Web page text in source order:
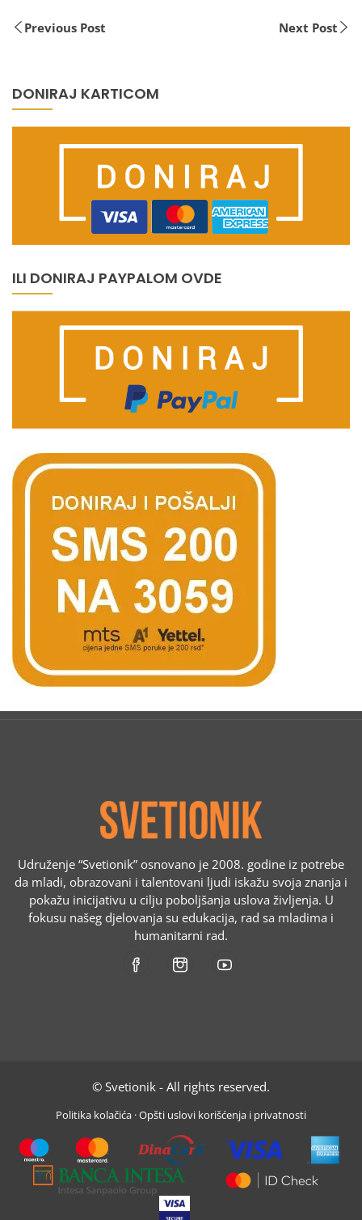
Previous Post Next Post
DONIRAJ KARTICOM
ILI DONIRAJ PAYPALOM OVDE
Udruženje “Svetionik” osnovano je 2008. godine iz potrebe
da mladi, obrazovani i talentovani ljudi iskažu svoja znanja i
pokažu inicijativu u cilju poboljšanja uslova življenja. U
fokusu našeg djelovanja su edukacija, rad sa mladima i
humanitarni rad.
© Svetionik - All rights reserved.
Politika kolačića ·Opšti uslovi korišćenja i privatnosti